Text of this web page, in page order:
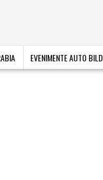
EVENIMENTE AUTO BILD